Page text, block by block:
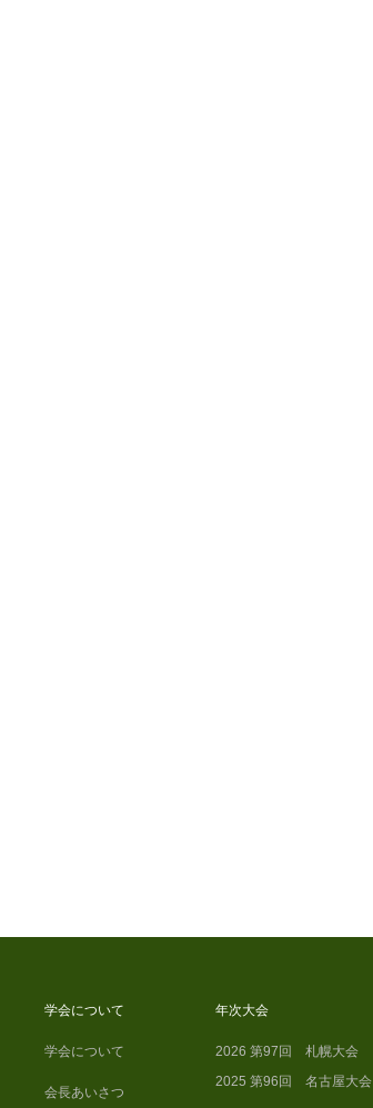
学会について
学会について
会長あいさつ
年次大会
2026 第97回 札幌大会
2025 第96回 名古屋大会